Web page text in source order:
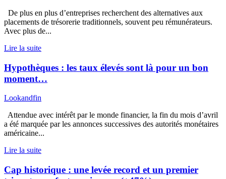
De plus en plus d’entreprises recherchent des alternatives aux
placements de trésorerie traditionnels, souvent peu rémunérateurs.
Avec plus de...
Lire la suite
Hypothèques : les taux élevés sont là pour un bon
moment…
Lookandfin
Attendue avec intérêt par le monde financier, la fin du mois d’avril
a été marquée par les annonces successives des autorités monétaires
américaine...
Lire la suite
Cap historique : une levée record et un premier